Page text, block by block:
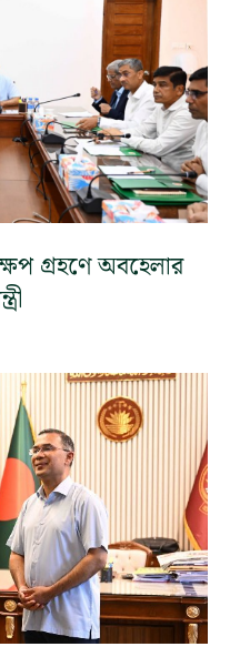
গ্রহণে অবহেলার